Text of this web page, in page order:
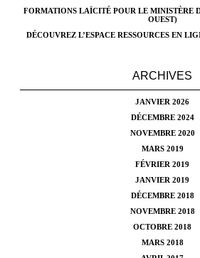
FORMATIONS LAÏCITÉ POUR LE MINISTÈRE
OUEST)
DÉCOUVREZ L’ESPACE RESSOURCES EN
ARCHIVES
JANVIER 2026
DÉCEMBRE 2024
NOVEMBRE 2020
MARS 2019
FÉVRIER 2019
JANVIER 2019
DÉCEMBRE 2018
NOVEMBRE 2018
OCTOBRE 2018
MARS 2018